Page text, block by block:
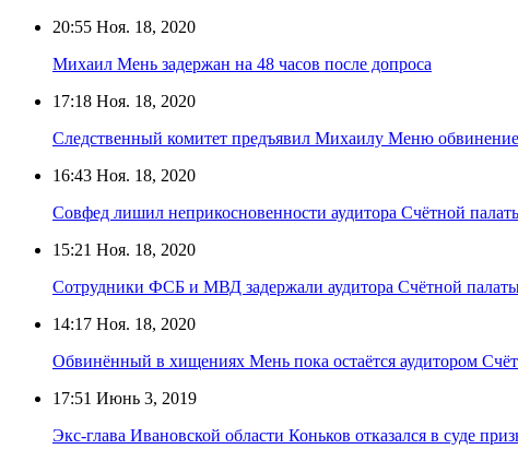
20:55 Ноя. 18, 2020
Михаил Мень задержан на 48 часов после допроса
17:18 Ноя. 18, 2020
Следственный комитет предъявил Михаилу Меню обвинение
16:43 Ноя. 18, 2020
Совфед лишил неприкосновенности аудитора Счётной
15:21 Ноя. 18, 2020
Сотрудники ФСБ и МВД задержали аудитора Счётной
14:17 Ноя. 18, 2020
Обвинённый в хищениях Мень пока остаётся аудитором
17:51 Июнь 3, 2019
Экс-глава Ивановской области Коньков отказался в суде